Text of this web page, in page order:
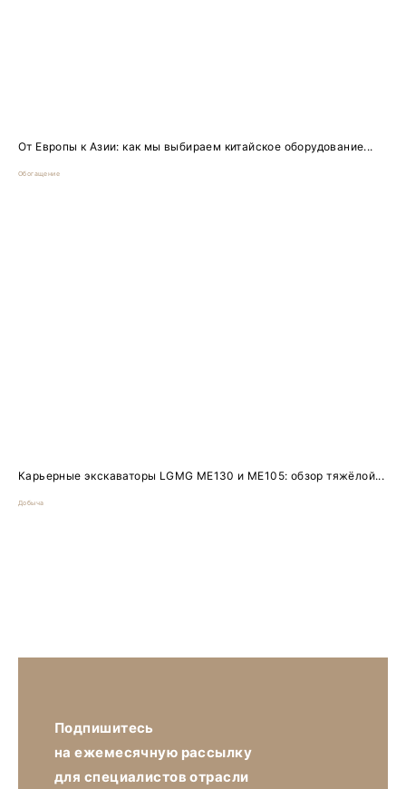
От Европы к Азии: как мы выбираем китайское оборудование...
Обогащение
Карьерные экскаваторы LGMG ME130 и ME105: обзор тяжёлой...
Добыча
Подпишитесь
на ежемесячную рассылку
для специалистов отрасли